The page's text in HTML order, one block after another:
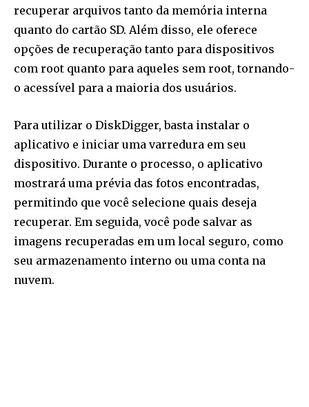
recuperar arquivos tanto da memória interna
quanto do cartão SD. Além disso, ele oferece
opções de recuperação tanto para dispositivos
com root quanto para aqueles sem root, tornando-
o acessível para a maioria dos usuários.
Para utilizar o DiskDigger, basta instalar o
aplicativo e iniciar uma varredura em seu
dispositivo. Durante o processo, o aplicativo
mostrará uma prévia das fotos encontradas,
permitindo que você selecione quais deseja
recuperar. Em seguida, você pode salvar as
imagens recuperadas em um local seguro, como
seu armazenamento interno ou uma conta na
nuvem.